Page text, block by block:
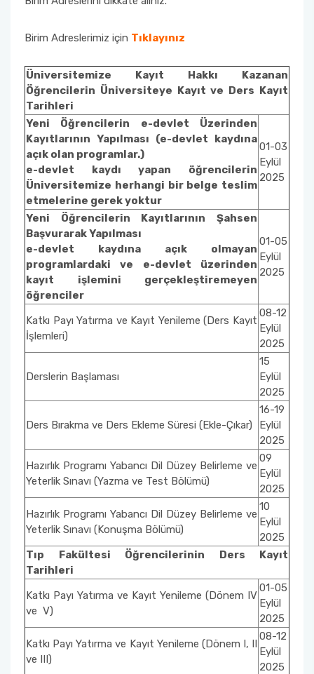
Birim Adreslerimiz için Tıklayınız
Üniversitemize Kayıt Hakkı Kazanan
Öğrencilerin Üniversiteye Kayıt ve Ders Kayıt
Tarihleri
Yeni Öğrencilerin e-devlet Üzerinden
Kayıtlarının Yapılması (e-devlet kaydına
açık olan programlar.)
e-devlet kaydı yapan öğrencilerin
Üniversitemize herhangi bir belge teslim
etmelerine gerek yoktur
01-03
Eylül
2025
Yeni Öğrencilerin Kayıtlarının Şahsen
Başvurarak Yapılması
e-devlet kaydına açık olmayan
programlardaki ve e-devlet üzerinden
kayıt işlemini gerçekleştiremeyen
öğrenciler
01-05
Eylül
2025
Katkı Payı Yatırma ve Kayıt Yenileme (Ders Kayıt
İşlemleri)
08-12
Eylül
2025
Derslerin Başlaması
15
Eylül
2025
Ders Bırakma ve Ders Ekleme Süresi (Ekle-Çıkar)
16-19
Eylül
2025
Hazırlık Programı Yabancı Dil Düzey Belirleme ve
Yeterlik Sınavı (Yazma ve Test Bölümü)
09
Eylül
2025
Hazırlık Programı Yabancı Dil Düzey Belirleme ve
Yeterlik Sınavı (Konuşma Bölümü)
10
Eylül
2025
Tıp Fakültesi Öğrencilerinin Ders Kayıt
Tarihleri
Katkı Payı Yatırma ve Kayıt Yenileme (Dönem IV
ve V)
01-05
Eylül
2025
Katkı Payı Yatırma ve Kayıt Yenileme (Dönem I, II
ve III)
08-12
Eylül
2025